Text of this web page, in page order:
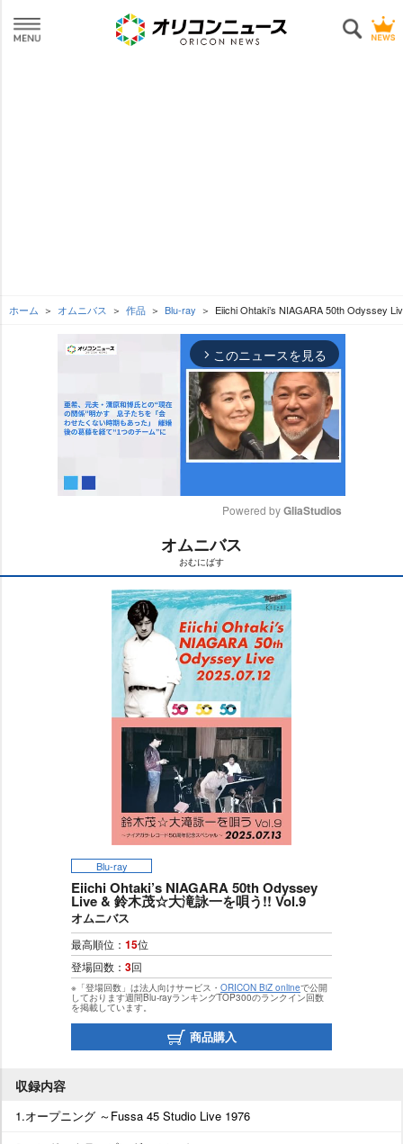
ホーム オムニバス 作品 Blu-ray Eiichi Ohtaki’s NIAGARA 50th Odyssey
arrow_forward_ios このニュースを見る
t
e
Powered by GliaStudios
オムニバス
おむにばす
Blu-ray
Eiichi Ohtaki’s NIAGARA 50th Odyssey
Live & 鈴木茂☆大滝詠一を唄う!! Vol.9
オムニバス
最高順位： 15位
登場回数： 3回
※「登場回数」は法人向けサービス・ ORICON BiZ onlineで公開
しております週間Blu-rayランキングTOP300のランクイン回数
を掲載しています。
商品購入
収録内容
1.オープニング ～Fussa 45 Studio Live 1976